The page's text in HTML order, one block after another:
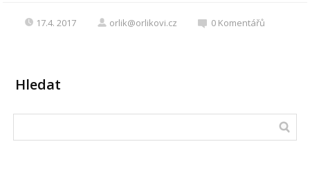
17.4. 2017 orlik@orlikovi.cz 0 Komentářů
Hledat